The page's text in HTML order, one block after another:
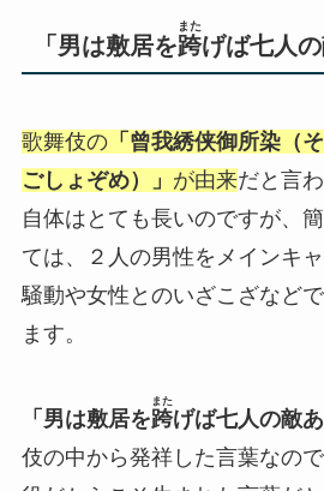
「男は敷居を跨
また
げば七人
歌舞伎の「曾我綉侠御所染（
ごしょぞめ）」 が由来だと言
自体はとても長いのですが、
ては、２人の男性をメインキ
騒動や女性とのいざこざなど
ます。
「男は敷居を跨
また
げば七人の敵あ
伎の中から発祥した言葉なの